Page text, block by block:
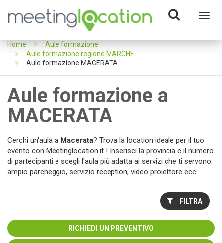
Home
Aule formazione
Aule formazione regione MARCHE
Aule formazione MACERATA
Aule formazione a
MACERATA
Cerchi un'aula a Macerata? Trova la location ideale per il tuo
evento con Meetinglocation.it ! Inserisci la provincia e il numero
di partecipanti e scegli l'aula più adatta ai servizi che ti servono:
ampio parcheggio, servizio reception, video proiettore ecc.
FILTRA
RICHIEDI UN PREVENTIVO